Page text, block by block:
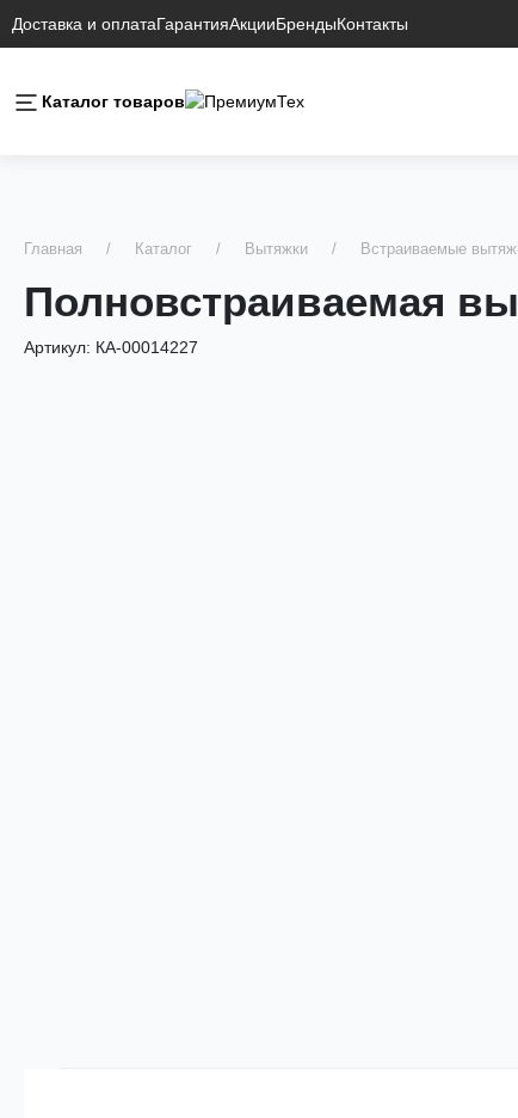
Доставка и оплатаГарантияАкцииБрендыКонтакты
Каталог товаров
Главная Каталог Вытяжки Встраиваемые
Полновстраиваемая
Артикул: КА-00014227